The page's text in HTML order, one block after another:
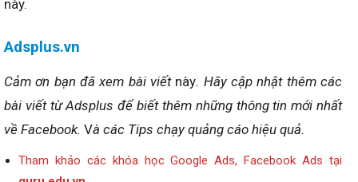
này.
Adsplus.vn
Cảm ơn bạn đã xem bài viết này. Hãy cập nhật thêm các
bài viết từ Adsplus để biết thêm những thông tin mới nhất
về Facebook. Và các Tips chạy quảng cáo hiệu quả.
Tham khảo các khóa học Google Ads, Facebook Ads tại